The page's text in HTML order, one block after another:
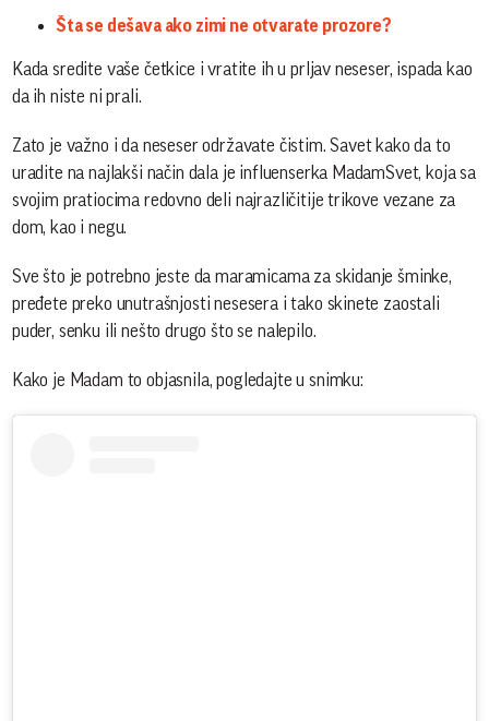
Šta se dešava ako zimi ne otvarate prozore?
Kada sredite vaše četkice i vratite ih u prljav neseser, ispada kao
da ih niste ni prali.
Zato je važno i da neseser održavate čistim. Savet kako da to
uradite na najlakši način dala je influenserka MadamSvet, koja sa
svojim pratiocima redovno deli najrazličitije trikove vezane za
dom, kao i negu.
Sve što je potrebno jeste da maramicama za skidanje šminke,
pređete preko unutrašnjosti nesesera i tako skinete zaostali
puder, senku ili nešto drugo što se nalepilo.
Kako je Madam to objasnila, pogledajte u snimku: